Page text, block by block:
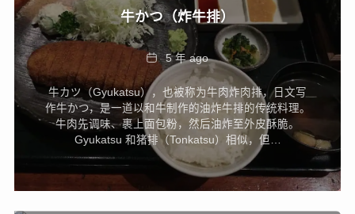
牛かつ（炸牛排）
Date5 年 ago
牛カツ（Gyukatsu），也被称为牛肉炸肉排，日文写
作牛かつ，是一道以和牛制作的油炸牛排的传统料理。
牛肉先调味、裹上面包粉，然后油炸至外皮酥脆。
Gyukatsu 和猪排（Tonkatsu）相似，但…